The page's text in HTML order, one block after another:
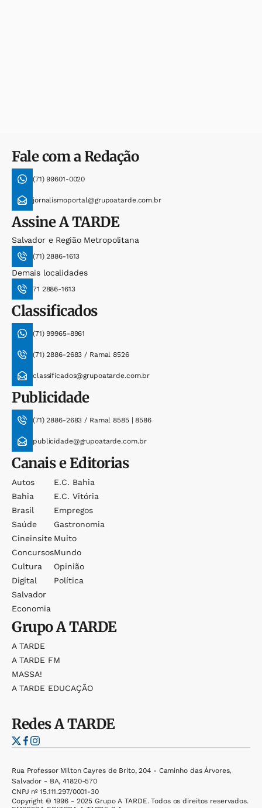
Fale com a Redação
(71) 99601-0020
jornalismoportal@grupoatarde.com.br
AssineA TARDE
Salvador e Região Metropolitana
(71) 2886-1613
Demais localidades
71 2886-1613
Classificados
(71) 99965-8961
(71) 2886-2683 / Ramal 8526
classificados@grupoatarde.com.br
Publicidade
(71) 2886-2683 / Ramal 8585 | 8586
publicidade@grupoatarde.com.br
Canais e Editorias
Autos
Bahia
Brasil
Saúde
Cineinsite
Concursos
Cultura
Digital
Salvador
Economia
E.c. Bahia
E.c. Vitória
Empregos
Gastronomia
Muito
Mundo
Opinião
Política
GrupoA TARDE
A TARDE
A TARDE FM
MASSA!
A TARDE EDUCAÇÃO
RedesA TARDE
Rua Professor Milton Cayres de Brito, 204 - Caminho das Árvores,
Salvador - BA, 41820-570
CNPJ nº 15.111.297/0001-30
Copyright © 1996 - 2025 Grupo A TARDE. Todos os direitos reservados.